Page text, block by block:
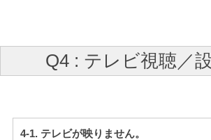
Q4 : テレビ視聴／
4-1. テレビが映りません。